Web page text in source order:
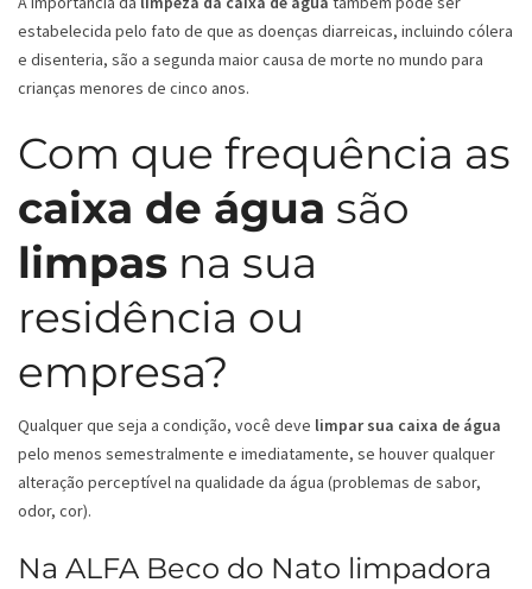
estabelecida pelo fato de que as doenças diarreicas, incluindo cólera
e disenteria, são a segunda maior causa de morte no mundo para
crianças menores de cinco anos.
Com que frequência as
caixa de água são
limpas na sua
residência ou
empresa?
Qualquer que seja a condição, você deve limpar sua caixa de água
pelo menos semestralmente e imediatamente, se houver qualquer
alteração perceptível na qualidade da água (problemas de sabor,
odor, cor).
Na ALFA Beco do Nato limpadora